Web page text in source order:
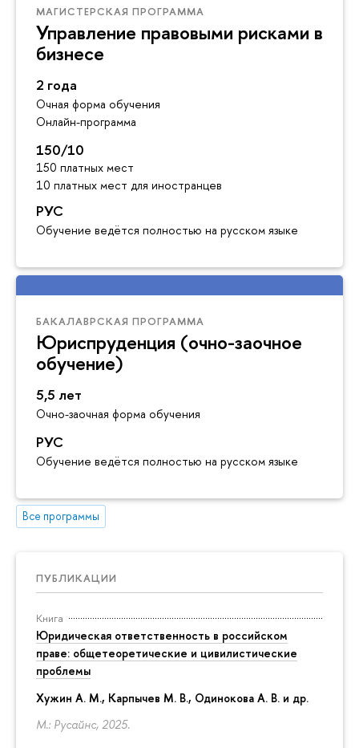
МАГИСТЕРСКАЯ ПРОГРАММА
Управление правовыми рисками в
бизнесе
2 года
Очная форма обучения
Онлайн-программа
150/10
150 платных мест
10 платных мест для иностранцев
РУС
Обучение ведётся полностью на русском языке
БАКАЛАВРСКАЯ ПРОГРАММА
Юриспруденция (очно-заочное
обучение)
5,5 лет
Очно-заочная форма обучения
РУС
Обучение ведётся полностью на русском языке
Все программы
ПУБЛИКАЦИИ
Книга
Юридическая ответственность в российском
праве: общетеоретические и цивилистические
проблемы
Хужин А. М., Карпычев М. В., Одинокова А. В. и др.
М.: Русайнс, 2025.